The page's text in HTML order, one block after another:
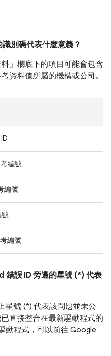
別碼代表什麼意義？
」 欄底下的項目可能會包含
資料值所屬的機構或公司。
編號
編號
號
編號
錯誤 ID 旁邊的星號 (*) 代表
星號 (*) 代表該問題並未公
直接整合在最新驅動程式的
動程式，可以前往 Google